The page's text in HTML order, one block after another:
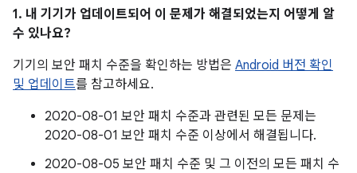
1. 내 기기가 업데이트되어 이 문제가 해결되었는지 어떻게 알
수 있나요?
기기의 보안 패치 수준을 확인하는 방법은 Android 버전 확인
및 업데이트를 참고하세요.
2020-08-01 보안 패치 수준과 관련된 모든 문제는
2020-08-01 보안 패치 수준 이상에서 해결됩니다.
2020-08-05 보안 패치 수준 및 그 이전의 모든 패치 수